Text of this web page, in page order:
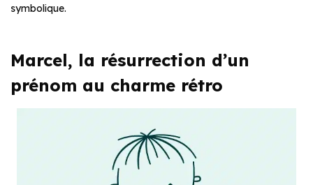
symbolique.
Marcel, la résurrection d’un
prénom au charme rétro